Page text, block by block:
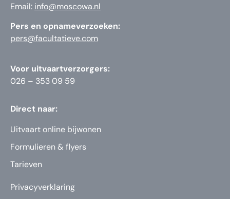
Email: info@moscowa.nl
Pers en opnameverzoeken:
pers@facultatieve.com
Voor uitvaartverzorgers:
026 – 353 09 59
Direct naar:
Uitvaart online bijwonen
Formulieren & flyers
Tarieven
Privacyverklaring